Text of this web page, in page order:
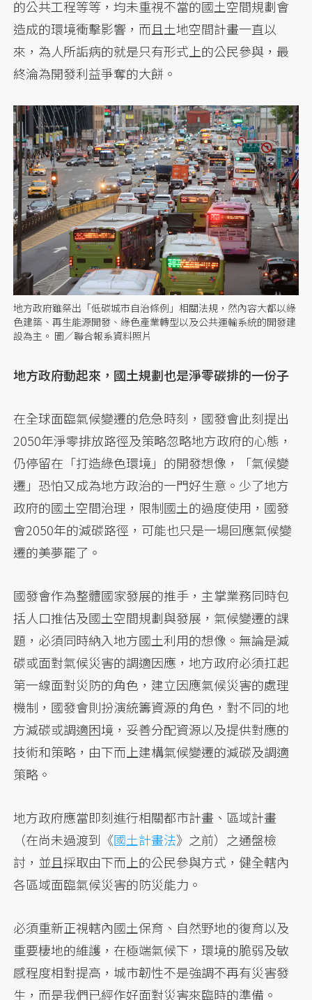
的公共工程等等，均未重視不當的國土空間規劃會
造成的環境衝擊影響，而且土地空間計畫一直以
來，為人所詬病的就是只有形式上的公民參與，最
終淪為開發利益爭奪的大餅。
地方政府雖祭出「低碳城市自治條例」相關法規，然內容大都以綠
色建築、再生能源開發、綠色產業轉型以及公共運輸系統的開發建
設為主。 圖／聯合報系資料照片
地方政府動起來，國土規劃也是淨零碳排的一份子
在全球面臨氣候變遷的危急時刻，國發會此刻提出
2050年淨零排放路徑及策略忽略地方政府的心態，
仍停留在「打造綠色環境」的開發想像，「氣候變
遷」恐怕又成為地方政治的一門好生意。少了地方
政府的國土空間治理，限制國土的過度使用，國發
會2050年的減碳路徑，可能也只是一場回應氣候變
遷的美夢罷了。
國發會作為整體國家發展的推手，主掌業務同時包
括人口推估及國土空間規劃與發展，氣候變遷的課
題，必須同時納入地方國土利用的想像。無論是減
碳或面對氣候災害的調適因應，地方政府必須扛起
第一線面對災防的角色，建立因應氣候災害的處理
機制，國發會則扮演統籌資源的角色，對不同的地
方減碳或調適困境，妥善分配資源以及提供對應的
技術和策略，由下而上建構氣候變遷的減碳及調適
策略。
地方政府應當即刻進行相關都市計畫、區域計畫
（在尚未過渡到《國土計畫法》之前）之通盤檢
討，並且採取由下而上的公民參與方式，健全轄內
各區域面臨氣候災害的防災能力。
必須重新正視轄內國土保育、自然野地的復育以及
重要棲地的維護，在極端氣候下，環境的脆弱及敏
感程度相對提高，城市韌性不是強調不再有災害發
生，而是我們已經作好面對災害來臨時的準備。